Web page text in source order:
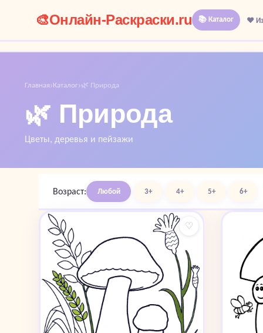
🎨Онлайн-Раскраски.ru 📚 Каталог ❤️
Главная›Каталог›🌿 Природа
🌿 Природа
Цветы, деревья и пейзажи
Возраст: Любой 3+ 4+ 5+ 6+
♡